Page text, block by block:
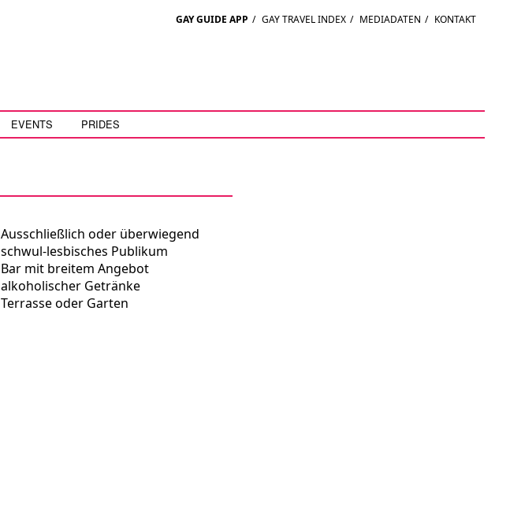
GAY GUIDE APP / GAY TRAVEL INDEX / MEDIADATEN / KONTAKT
EVENTS PRIDES
Ausschließlich oder überwiegend
schwul-lesbisches Publikum
Bar mit breitem Angebot
alkoholischer Getränke
Terrasse oder Garten